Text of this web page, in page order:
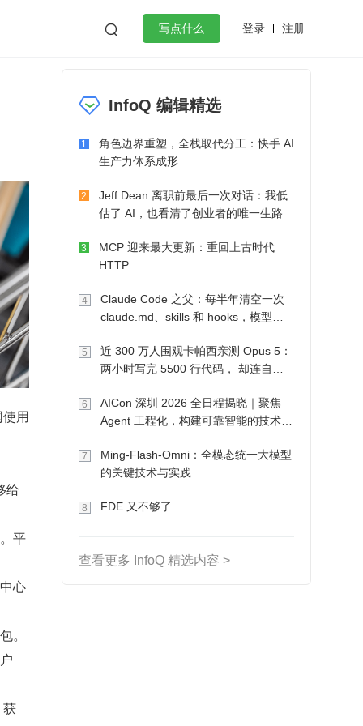
 写点什么 登录 注册
微服务架构 flutter
用
给
平
心
。
获
InfoQ 编辑精选
1
角色边界重塑，全栈取代分工：快手 AI
生产力体系成形
2
Jeff Dean 离职前最后一次对话：我低
估了 AI，也看清了创业者的唯一生路
3
MCP 迎来最大更新：重回上古时代
HTTP
4
Claude Code 之父：每半年清空一次
claude.md、skills 和 hooks，模型自
5
近 300 万人围观卡帕西亲测 Opus 5：
两小时写完 5500 行代码， 却连自己
6
AICon 深圳 2026 全日程揭晓｜聚焦
Agent 工程化，构建可靠智能的技术路
7
Ming-Flash-Omni：全模态统一大模型
的关键技术与实践
8 FDE 又不够了
查看更多 InfoQ 精选内容 >